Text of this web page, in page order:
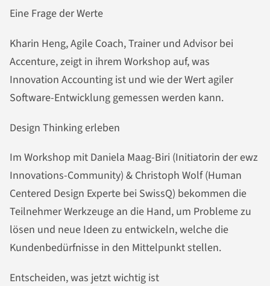
Eine Frage der Werte
Kharin Heng, Agile Coach, Trainer und Advisor bei
Accenture, zeigt in ihrem Workshop auf, was
Innovation Accounting ist und wie der Wert agiler
Software-Entwicklung gemessen werden kann.
Design Thinking erleben
Im Workshop mit Daniela Maag-Biri (Initiatorin der ewz
Innovations-Community) & Christoph Wolf (Human
Centered Design Experte bei SwissQ) bekommen die
Teilnehmer Werkzeuge an die Hand, um Probleme zu
lösen und neue Ideen zu entwickeln, welche die
Kundenbedürfnisse in den Mittelpunkt stellen.
Entscheiden, was jetzt wichtig ist